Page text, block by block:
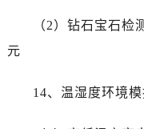
（2）钻石宝石检
元
14、温湿度环境